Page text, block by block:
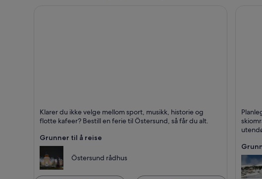
Östersund
Kjent for Hager, Dyreliv og Museer
Klarer du ikke velge mellom sport, musikk, historie og
flotte kafeer? Bestill en ferie til Östersund, så får du alt.
Grunner til å reise
Östersund rådhus
Åre
Kjent